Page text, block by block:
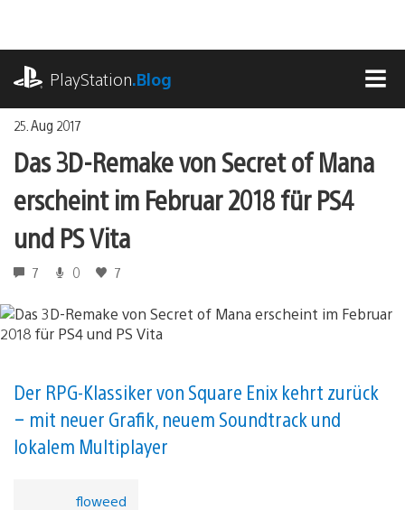
springen
PlayStation.Blog
25. Aug 2017
Das 3D-Remake von Secret of Mana
erscheint im Februar 2018 für PS4
und PS Vita
7 0 7
Der RPG-Klassiker von Square Enix kehrt zurück
– mit neuer Grafik, neuem Soundtrack und
lokalem Multiplayer
floweed